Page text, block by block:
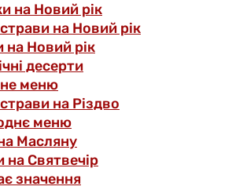
на Новий рік
страви на Новий рік
на Новий рік
десерти
меню
страви на Різдво
меню
Масляну
на Святвечір
значення